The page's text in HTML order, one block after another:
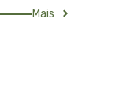
Mais